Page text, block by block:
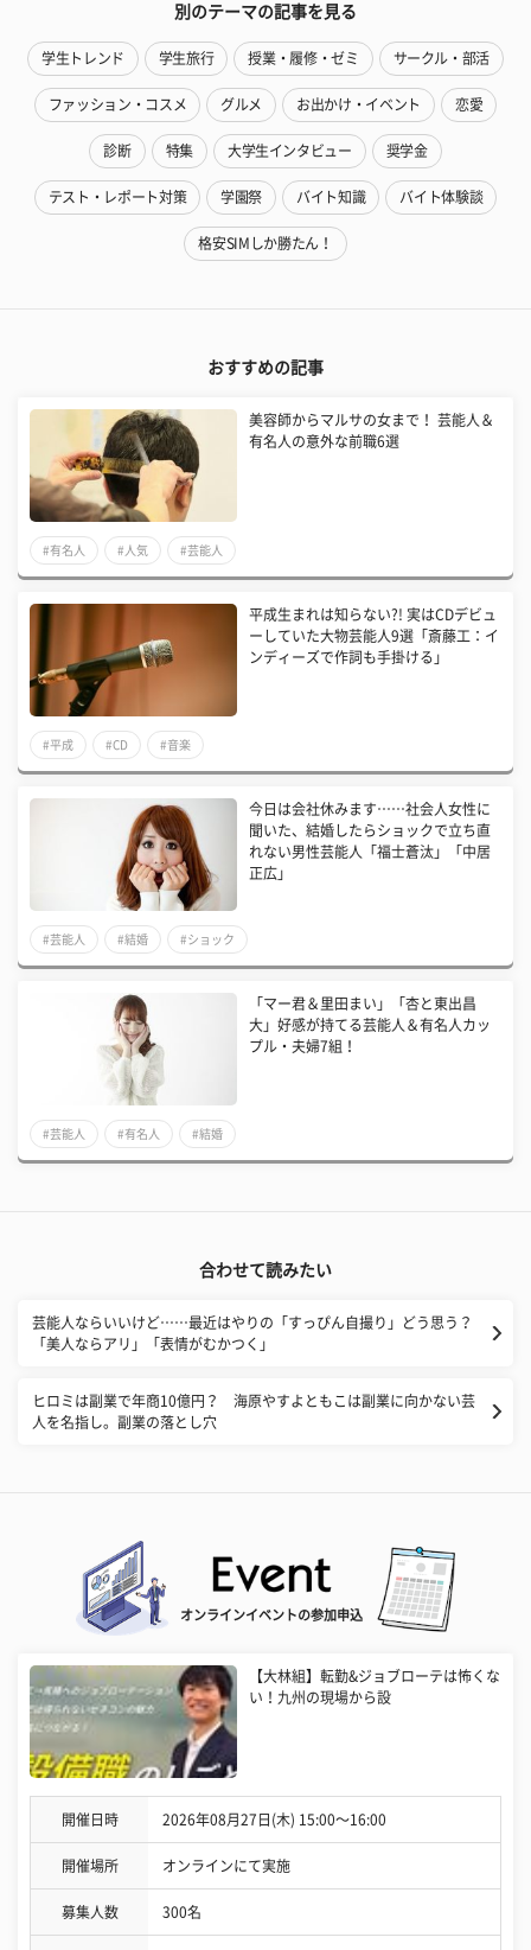
別のテーマの記事を見る
学生トレンド 学生旅行 授業・履修・ゼミ サークル・部活
ファッション・コスメ グルメ お出かけ・イベント 恋愛
診断 特集 大学生インタビュー 奨学金
テスト・レポート対策 学園祭 バイト知識 バイト体験談
格安SIMしか勝たん！
おすすめの記事
美容師からマルサの女まで！ 芸能人＆
有名人の意外な前職6選
#有名人 #人気 #芸能人
平成生まれは知らない?! 実はCDデビュ
ーしていた大物芸能人9選「斎藤工：イ
ンディーズで作詞も手掛ける」
#平成 #CD #音楽
今日は会社休みます……社会人女性に
聞いた、結婚したらショックで立ち直
れない男性芸能人「福士蒼汰」「中居
正広」
#芸能人 #結婚 #ショック
「マー君＆里田まい」「杏と東出昌
大」好感が持てる芸能人＆有名人カッ
プル・夫婦7組！
#芸能人 #有名人 #結婚
合わせて読みたい
芸能人ならいいけど……最近はやりの「すっぴん自撮り」どう思う？
「美人ならアリ」「表情がむかつく」
ヒロミは副業で年商10億円？ 海原やすよともこは副業に向かない芸
人を名指し。副業の落とし穴
オンラインイベントの参加申込
【大林組】転勤&ジョブローテは怖くな
い！九州の現場から設
開催日時 2026年08月27日(木) 15:00〜16:00
開催場所 オンラインにて実施
募集人数 300名